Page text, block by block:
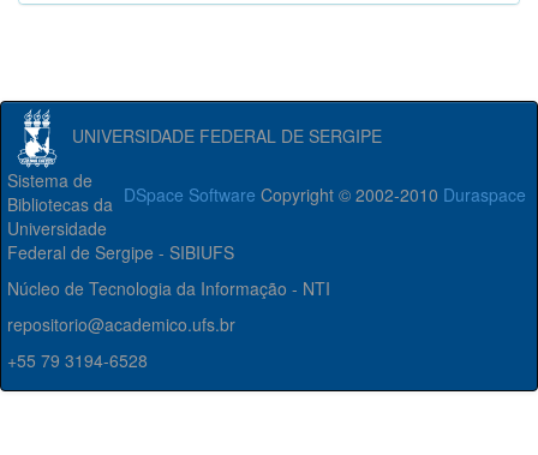
UNIVERSIDADE FEDERAL DE SERGIPE
DSpace Software Copyright © 2002-2010 Duraspace
Sistema de
Bibliotecas da
Universidade
Federal de Sergipe - SIBIUFS
Núcleo de Tecnologia da Informação - NTI
repositorio@academico.ufs.br
+55 79 3194-6528